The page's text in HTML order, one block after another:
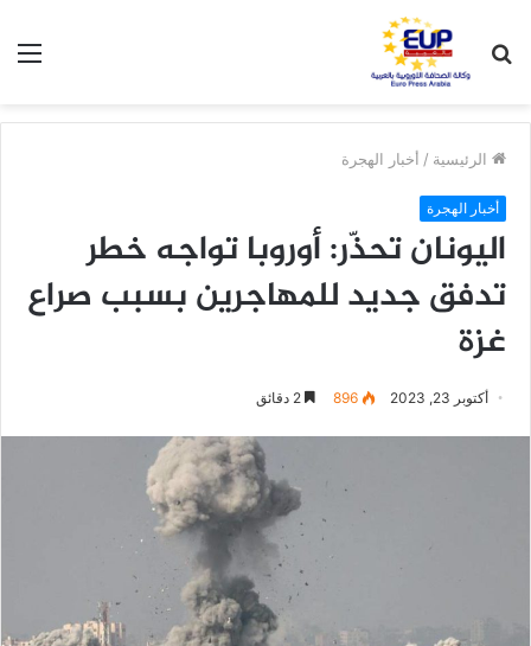
عن
الرئيسية / أخبار الهجرة
أخبار الهجرة
اليونان تحذّر: أوروبا تواجه خطر
تدفق جديد للمهاجرين بسبب صراع
غزة
أكتوبر 23, 2023 896